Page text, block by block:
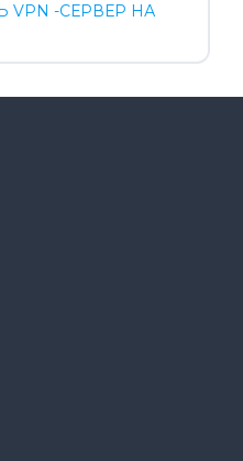
-СЕРВЕР НА